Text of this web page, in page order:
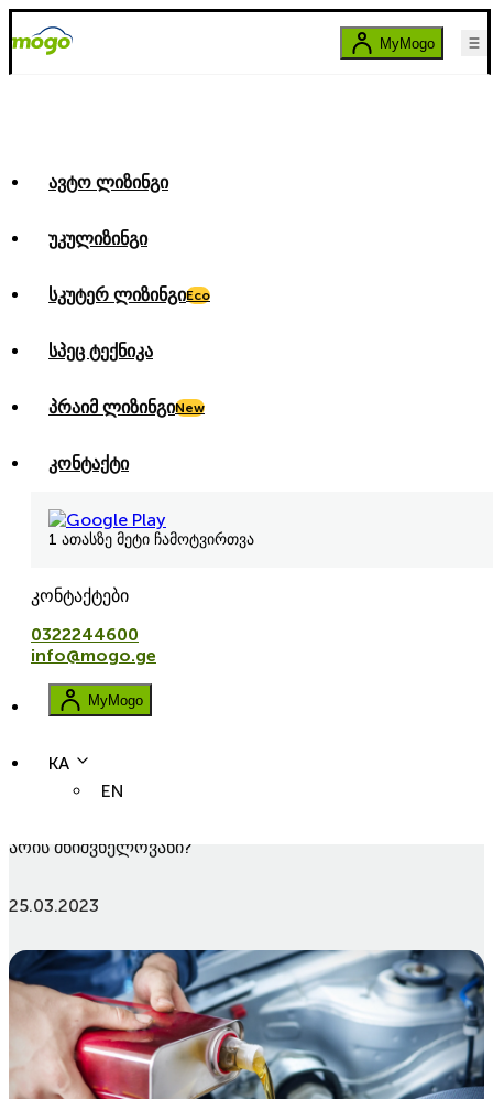
MyMogo
ავტო ლიზინგი
უკულიზინგი
სკუტერ ლიზინგიEco
სპეც ტექნიკა
პრაიმ ლიზინგიNew
კონტაქტი
1 ათასზე მეტი ჩამოტვირთვა
კონტაქტები
0322244600
info@mogo.ge
MyMogo
KA
EN
ukulizingi
არის მნიშვნელოვანი?
25.03.2023